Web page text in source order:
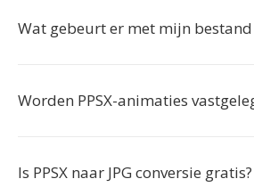
Wat gebeurt er met mijn bestand
Worden PPSX-animaties
Is PPSX naar JPG conversie gratis?